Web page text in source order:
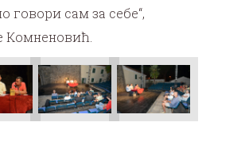
говори сам за себе“,
Комненовић.